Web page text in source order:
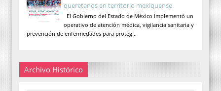
queretanos en territorio mexiquense
El Gobierno del Estado de México implementó un
operativo de atención médica, vigilancia sanitaria y
prevención de enfermedades para proteg...
Archivo Histórico